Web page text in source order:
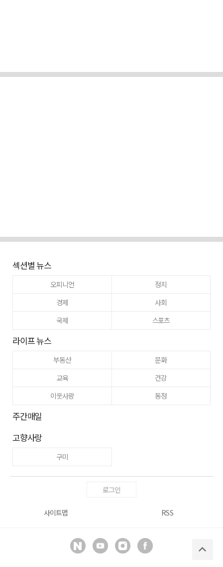
섹션별 뉴스
오피니언
정치
경제
사회
국제
스포츠
라이프 뉴스
부동산
문화
교육
건강
이웃사랑
동정
주간매일
고향사랑
구미
로그인
사이트맵 RSS